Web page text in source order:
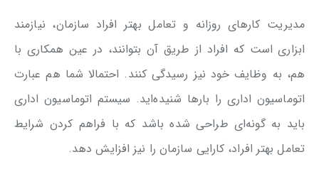
مدیریت کارهای روزانه و تعامل بهتر افراد سازمان، نیازمند
ابزاری است که افراد از طریق آن بتوانند، در عین همکاری با
هم، به وظایف خود نیز رسیدگی کنند. احتمالا شما هم عبارت
اتوماسیون اداری را بارها شنیده‌اید. سیستم اتوماسیون اداری
باید به گونه‌ای طراحی شده باشد که با فراهم کردن شرایط
تعامل بهتر افراد، کارایی سازمان را نیز افزایش دهد.